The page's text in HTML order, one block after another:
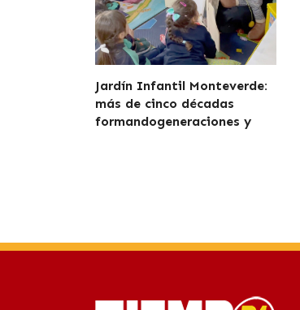
Jardín Infantil Monteverde:
más de cinco décadas
formandogeneraciones y